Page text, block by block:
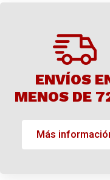
ENVÍOS
MENOS DE
Más